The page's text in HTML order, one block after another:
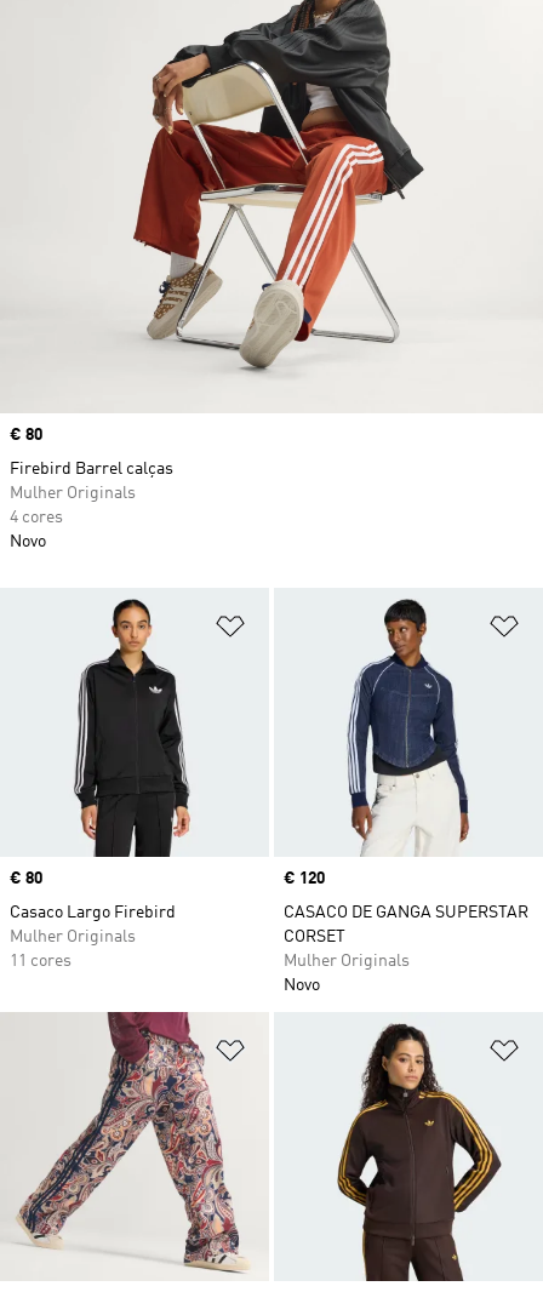
Adicionar à Lista de Desejos
Price
€ 80
Casaco Largo Firebird
Mulher Originals
11 cores
Price
€ 120
CASACO DE GANGA SUPERSTAR
CORSET
Mulher Originals
Novo
Adicionar à Lista de Desejos
Price
€ 80
Firebird Barrel calças
Mulher Originals
4 cores
Novo